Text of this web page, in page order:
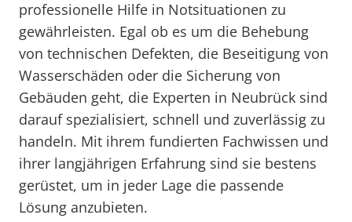
professionelle Hilfe in Notsituationen zu
gewährleisten. Egal ob es um die Behebung
von technischen Defekten, die Beseitigung von
Wasserschäden oder die Sicherung von
Gebäuden geht, die Experten in Neubrück sind
darauf spezialisiert, schnell und zuverlässig zu
handeln. Mit ihrem fundierten Fachwissen und
ihrer langjährigen Erfahrung sind sie bestens
gerüstet, um in jeder Lage die passende
Lösung anzubieten.